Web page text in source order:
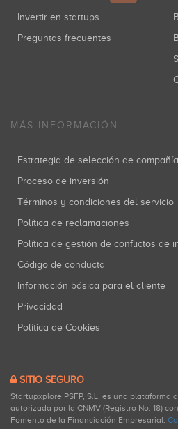
Invertir en startups
Preguntas frecuentes
MÁS INFORMACIÓN
Estrategia de selección de
Proceso de inversión
Términos y condiciones del servicio
Política de reclamaciones
Política de gestión de conflictos de
Código de conducta
Información básica para el cliente
Privacidad
Política de Cookies
SITIO SEGURO
Startupxplore PSFP, S.L. es una plataforma
autorizada por la CNMV (Registro No. 18)
Fomento de la Financiación Empresarial.